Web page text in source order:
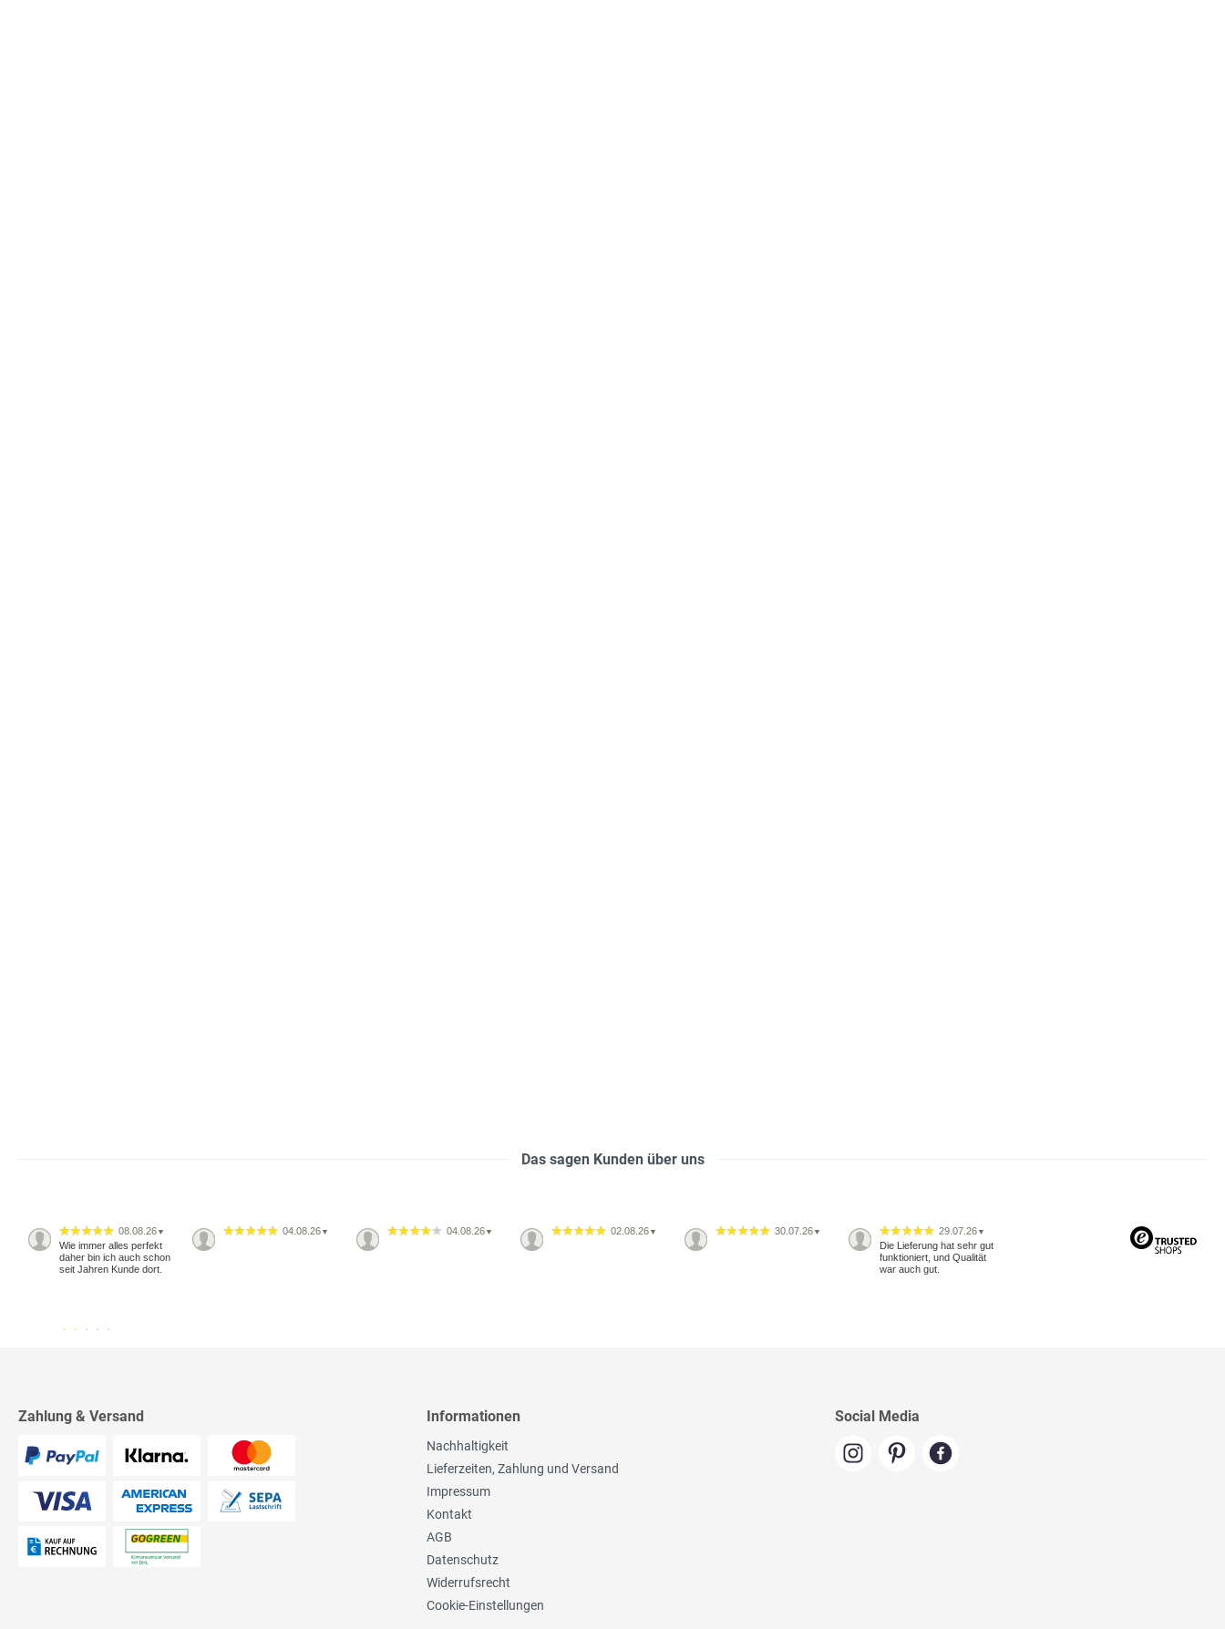
Das sagen Kunden über uns
08.08.26 ▼
Wie immer alles perfekt
daher bin ich auch schon
seit Jahren Kunde dort.
04.08.26 ▼ 04.08.26 ▼ 02.08.26 ▼ 30.07.26 ▼ 29.07.26 ▼
Die Lieferung hat sehr gut
funktioniert, und Qualität
war auch gut.
Zahlung & Versand Informationen
Nachhaltigkeit
Lieferzeiten, Zahlung und Versand
Impressum
Kontakt
AGB
Datenschutz
Widerrufsrecht
Cookie-Einstellungen
Social Media